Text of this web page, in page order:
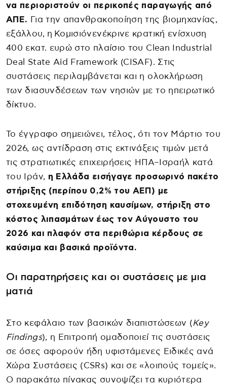
να περιοριστούν οι περικοπές παραγωγής από
ΑΠΕ. Για την απανθρακοποίηση της βιομηχανίας,
εξάλλου, η Κομισιόνενέκρινε κρατική ενίσχυση
400 εκατ. ευρώ στο πλαίσιο του Clean Industrial
Deal State Aid Framework (CISAF). Στις
συστάσεις περιλαμβάνεται και η ολοκλήρωση
των διασυνδέσεων των νησιών με το ηπειρωτικό
δίκτυο.
Το έγγραφο σημειώνει, τέλος, ότι τον Μάρτιο του
2026, ως αντίδραση στις εκτινάξεις τιμών μετά
τις στρατιωτικές επιχειρήσεις ΗΠΑ–Ισραήλ κατά
του Ιράν, η Ελλάδα εισήγαγε προσωρινό πακέτο
στήριξης (περίπου 0,2% του ΑΕΠ) με
στοχευμένη επιδότηση καυσίμων, στήριξη στο
κόστος λιπασμάτων έως τον Αύγουστο του
2026 και πλαφόν στα περιθώρια κέρδους σε
καύσιμα και βασικά προϊόντα.
Οι παρατηρήσεις και οι συστάσεις με μια
ματιά
Στο κεφάλαιο των βασικών διαπιστώσεων (Key
Findings), η Επιτροπή ομαδοποιεί τις συστάσεις
σε όσες αφορούν ήδη υφιστάμενες Ειδικές ανά
Χώρα Συστάσεις (CSRs) και σε «λοιπούς τομείς».
Ο παρακάτω πίνακας συνοψίζει τα κυριότερα